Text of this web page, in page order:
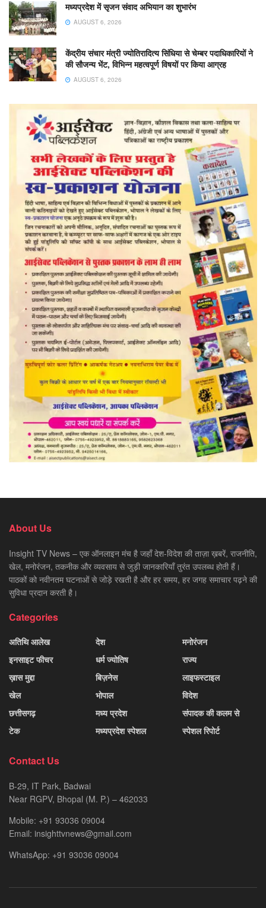
मध्यप्रदेश में सृजन संवाद अभियान का शुभारंभ
AUGUST 6, 2026
केंद्रीय संचार मंत्री ज्योतिरादित्य सिंधिया से चेम्बर पदाधिकारियों ने
की सौजन्य भेंट, विभिन्न महत्वपूर्ण विषयों पर किया आग्रह
AUGUST 6, 2026
About Us
Insight TV News – एक ऑनलाइन मंच है जहाँ देश-विदेश की ताज़ा ख़बरें, राजनीति,
खेल, मनोरंजन, तकनीक और व्यवसाय से जुड़ी जानकारियाँ तुरंत उपलब्ध होती हैं।
पाठकों को नवीनतम घटनाओं से जोड़े रखती है और हर समय, हर जगह समाचार पढ़ने की
सुविधा प्रदान करती है।
Categories
अतिथि आलेख
इनसाइट फीचर
ख़ास मुद्दा
खेल
छत्तीसगढ़
टेक
देश
धर्म ज्योतिष
बिज़नेस
भोपाल
मध्य प्रदेश
मध्यप्रदेश स्पेशल
मनोरंजन
राज्य
लाइफस्टाइल
विदेश
संपादक की कलम से
स्पेशल रिपोर्ट
Contact Us
B-29, IT Park, Badwai
Near RGPV, Bhopal (M. P.) – 462033
Mobile: +91 93036 09004
Email: insighttvnews@gmail.com
WhatsApp: +91 93036 09004